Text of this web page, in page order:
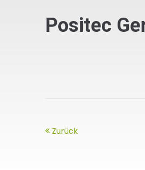
Positec
Zurück